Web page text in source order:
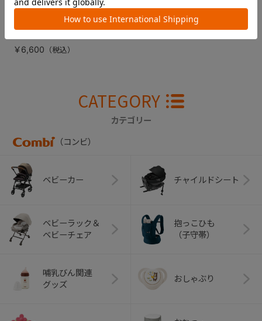
（エアーブラック）
シートカバー（背面
用）
￥6,600
CATEGORY
カテゴリー
（コンビ）
ベビーカー チャイルドシート
ベビーラック＆
ベビーチェア
抱っこひも
（子守帯）
哺乳びん関連
グッズ
おしゃぶり